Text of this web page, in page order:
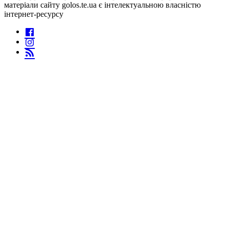
матеріали сайту golos.te.ua є інтелектуальною власністю
інтернет-ресурсу